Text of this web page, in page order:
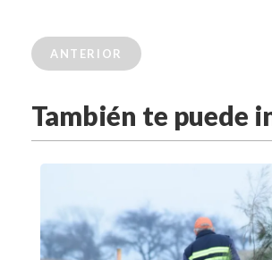
ANTERIOR
También te puede